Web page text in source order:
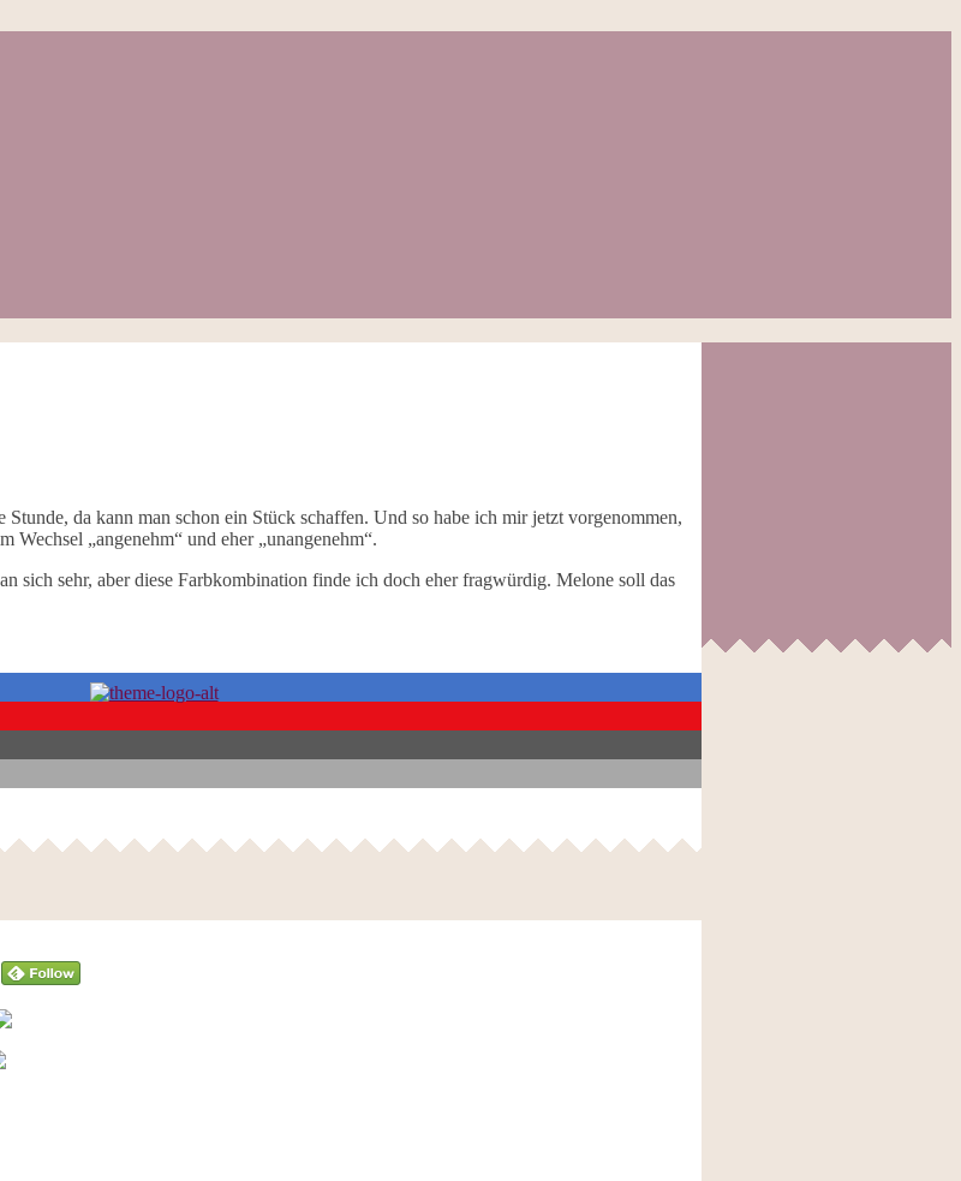
da kann man schon ein Stück schaffen. Und so habe ich mir jetzt vorgenommen,
„angenehm“ und eher „unangenehm“.
sich sehr, aber diese Farbkombination finde ich doch eher fragwürdig. Melone soll das